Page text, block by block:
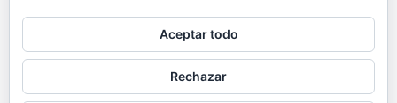
Preguntas frecuentes
Aviso Legal
Política de cookies
Aceptar todo
Rechazar